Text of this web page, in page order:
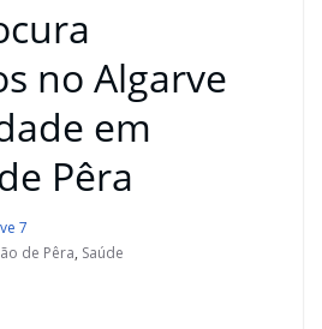
no Algarve
em
Pêra
7
de Pêra, Saúde